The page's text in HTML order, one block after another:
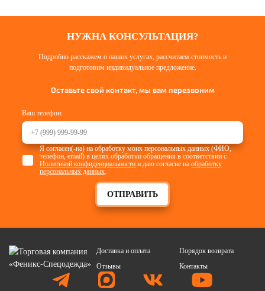
НУЖНА КОНСУЛЬТАЦИЯ?
Подробно расскажем о наших услугах, рассчитаем стоимость и
подготовим индивидуальное предложение.
Оставьте свой контакт, мы вам перезвоним
Ваш телефон:
ОТПРАВИТЬ
Я согласен(-на) на обработку моих персональных данных (ФИО,
телефон, email) в целях обработки обращения в соответствии с
Политикой конфиденциальности и даю согласие наобработку
персональных данных.
Доставка и оплата
Порядок возврата
Отзывы
Контакты